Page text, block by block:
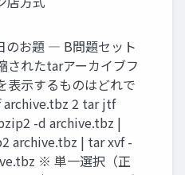
のお題 ― B問題セット
されたtarアーカイブフ
表示するものはどれで
archive.tbz 2 tar jtf
-d archive.tbz |
archive.tbz | tar xvf -
※ 単一選択（正